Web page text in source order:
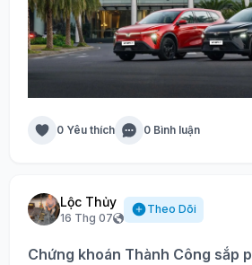
0 Yêu thích 0 Bình luận
Lộc Thủy
16 Thg 07
Theo Dõi
Chứng khoán Thành Công sắp